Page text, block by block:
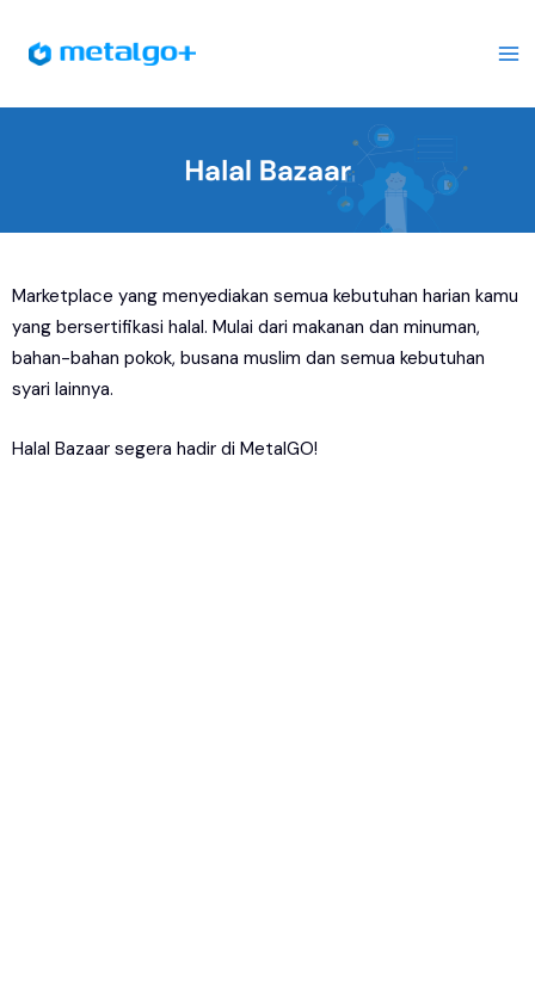
Marketplace yang menyediakan semua kebutuhan harian kamu
yang bersertifikasi halal. Mulai dari makanan dan minuman,
bahan-bahan pokok, busana muslim dan semua kebutuhan
syari lainnya.
Halal Bazaar segera hadir di MetalGO!